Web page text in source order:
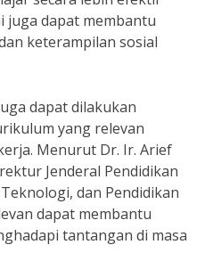
juga dapat membantu
keterampilan sosial
dapat dilakukan
yang relevan
Menurut Dr. Ir. Arief
Jenderal Pendidikan
dan Pendidikan
dapat membantu
tantangan di masa